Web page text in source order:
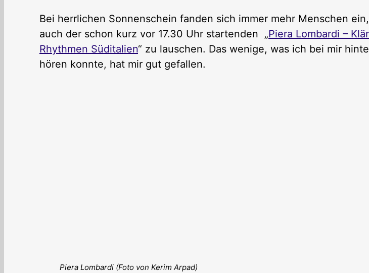
Bei herrlichen Sonnenschein fanden sich immer mehr Menschen
auch der schon kurz vor 17.30 Uhr startenden „Piera Lombardi –
Rhythmen Süditalien“ zu lauschen. Das wenige, was ich bei mir
hören konnte, hat mir gut gefallen.
Piera Lombardi (Foto von Kerim Arpad)